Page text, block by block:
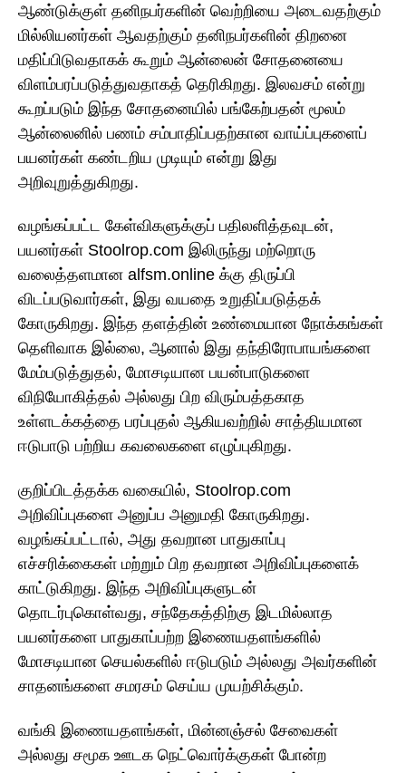
ஆண்டுக்குள் தனிநபர்களின் வெற்றியை அடைவதற்கும்
மில்லியனர்கள் ஆவதற்கும் தனிநபர்களின் திறனை
மதிப்பிடுவதாகக் கூறும் ஆன்லைன் சோதனையை
விளம்பரப்படுத்துவதாகத் தெரிகிறது. இலவசம் என்று
கூறப்படும் இந்த சோதனையில் பங்கேற்பதன் மூலம்
ஆன்லைனில் பணம் சம்பாதிப்பதற்கான வாய்ப்புகளைப்
பயனர்கள் கண்டறிய முடியும் என்று இது
அறிவுறுத்துகிறது.
வழங்கப்பட்ட கேள்விகளுக்குப் பதிலளித்தவுடன்,
பயனர்கள் Stoolrop.com இலிருந்து மற்றொரு
வலைத்தளமான alfsm.online க்கு திருப்பி
விடப்படுவார்கள், இது வயதை உறுதிப்படுத்தக்
கோருகிறது. இந்த தளத்தின் உண்மையான நோக்கங்கள்
தெளிவாக இல்லை, ஆனால் இது தந்திரோபாயங்களை
மேம்படுத்துதல், மோசடியான பயன்பாடுகளை
விநியோகித்தல் அல்லது பிற விரும்பத்தகாத
உள்ளடக்கத்தை பரப்புதல் ஆகியவற்றில் சாத்தியமான
ஈடுபாடு பற்றிய கவலைகளை எழுப்புகிறது.
குறிப்பிடத்தக்க வகையில், Stoolrop.com
அறிவிப்புகளை அனுப்ப அனுமதி கோருகிறது.
வழங்கப்பட்டால், அது தவறான பாதுகாப்பு
எச்சரிக்கைகள் மற்றும் பிற தவறான அறிவிப்புகளைக்
காட்டுகிறது. இந்த அறிவிப்புகளுடன்
தொடர்புகொள்வது, சந்தேகத்திற்கு இடமில்லாத
பயனர்களை பாதுகாப்பற்ற இணையதளங்களில்
மோசடியான செயல்களில் ஈடுபடும் அல்லது அவர்களின்
சாதனங்களை சமரசம் செய்ய முயற்சிக்கும்.
வங்கி இணையதளங்கள், மின்னஞ்சல் சேவைகள்
அல்லது சமூக ஊடக நெட்வொர்க்குகள் போன்ற